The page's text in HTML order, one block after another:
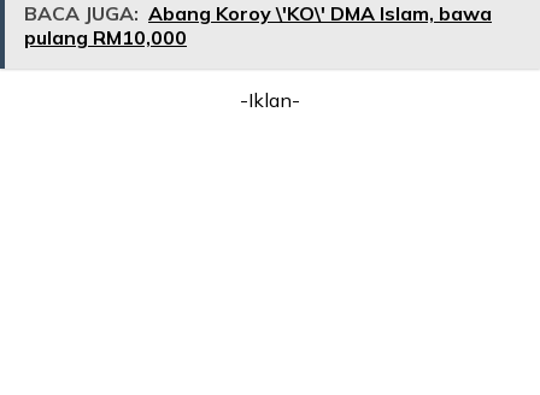
BACA JUGA: Abang Koroy \'KO\' DMA Islam, bawa
pulang RM10,000
-Iklan-